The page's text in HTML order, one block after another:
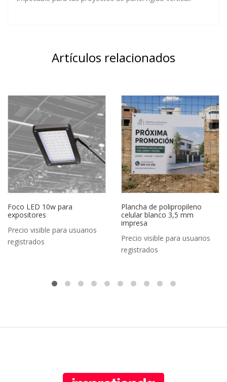
Artículos relacionados
Foco LED 10w para
expositores
Precio visible para usuarios
registrados
Plancha de polipropileno
celular blanco 3,5 mm
impresa
Precio visible para usuarios
registrados